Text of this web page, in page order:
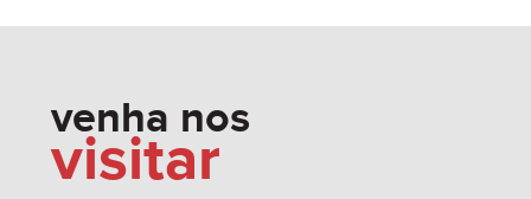
venha nos
visitar